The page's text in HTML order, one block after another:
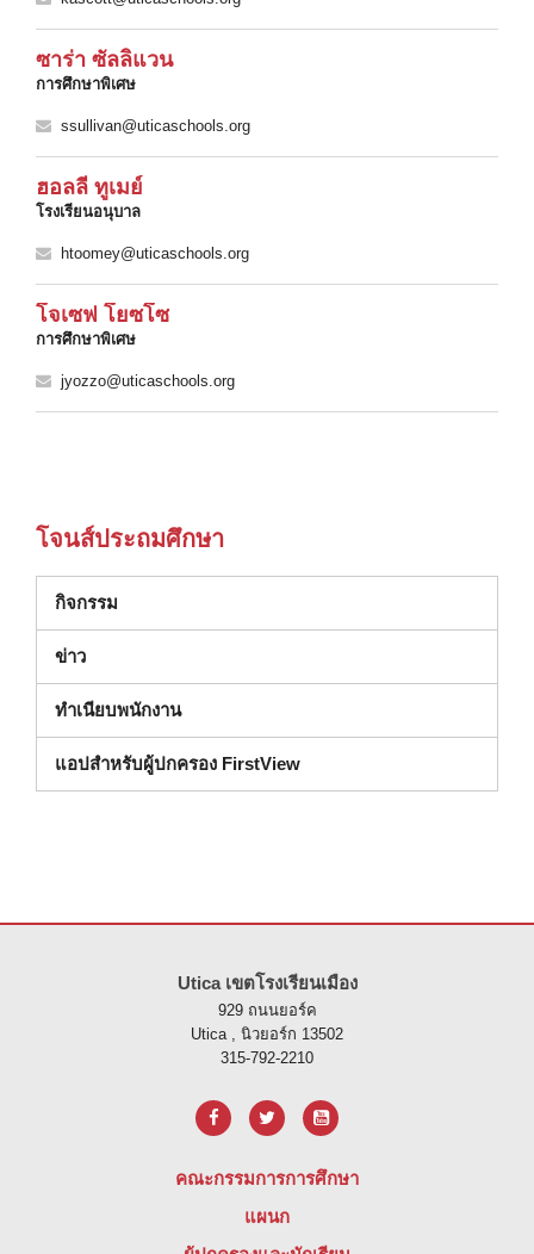
ซาร่า ซัลลิแวน
การศึกษาพิเศษ
ssullivan@uticaschools.org
ฮอลลี่ ทูเมย์
โรงเรียนอนุบาล
htoomey@uticaschools.org
โจเซฟ โยซโซ
การศึกษาพิเศษ
jyozzo@uticaschools.org
โจนส์ประถมศึกษา
กิจกรรม
ข่าว
ทําเนียบพนักงาน
แอปสำหรับผู้ปกครอง FirstView
Utica เขตโรงเรียนเมือง
929 ถนนยอร์ค
Utica , นิวยอร์ก 13502
315-792-2210
คณะกรรมการการศึกษา
แผนก